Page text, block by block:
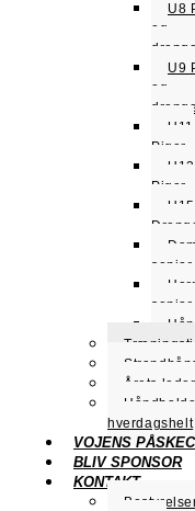
U8
og
drenge
U9
og
drenge
U11
Piger
U13
Piger
U15
senior
senior
Årets leder
hverdagshelt
VOJENS
BLIV SPONSOR
KONTAKT